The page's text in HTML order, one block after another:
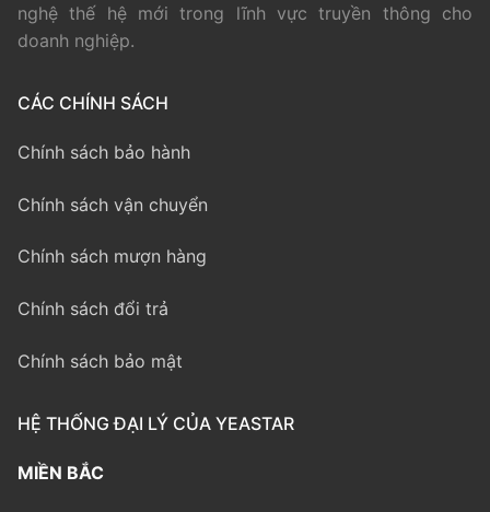
nghệ thế hệ mới trong lĩnh vực truyền thông cho
doanh nghiệp.
CÁC CHÍNH SÁCH
Chính sách bảo hành
Chính sách vận chuyển
Chính sách mượn hàng
Chính sách đổi trả
Chính sách bảo mật
HỆ THỐNG ĐẠI LÝ CỦA YEASTAR
MIỀN BẮC